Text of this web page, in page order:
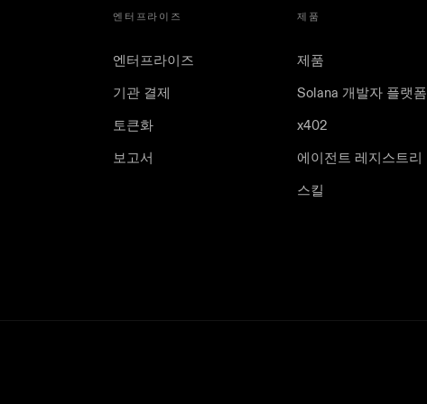
엔터프라이즈
엔터프라이즈
기관 결제
토큰화
보고서
제품
제품
Solana 개발자 플랫폼
x402
에이전트 레지스트리
스킬